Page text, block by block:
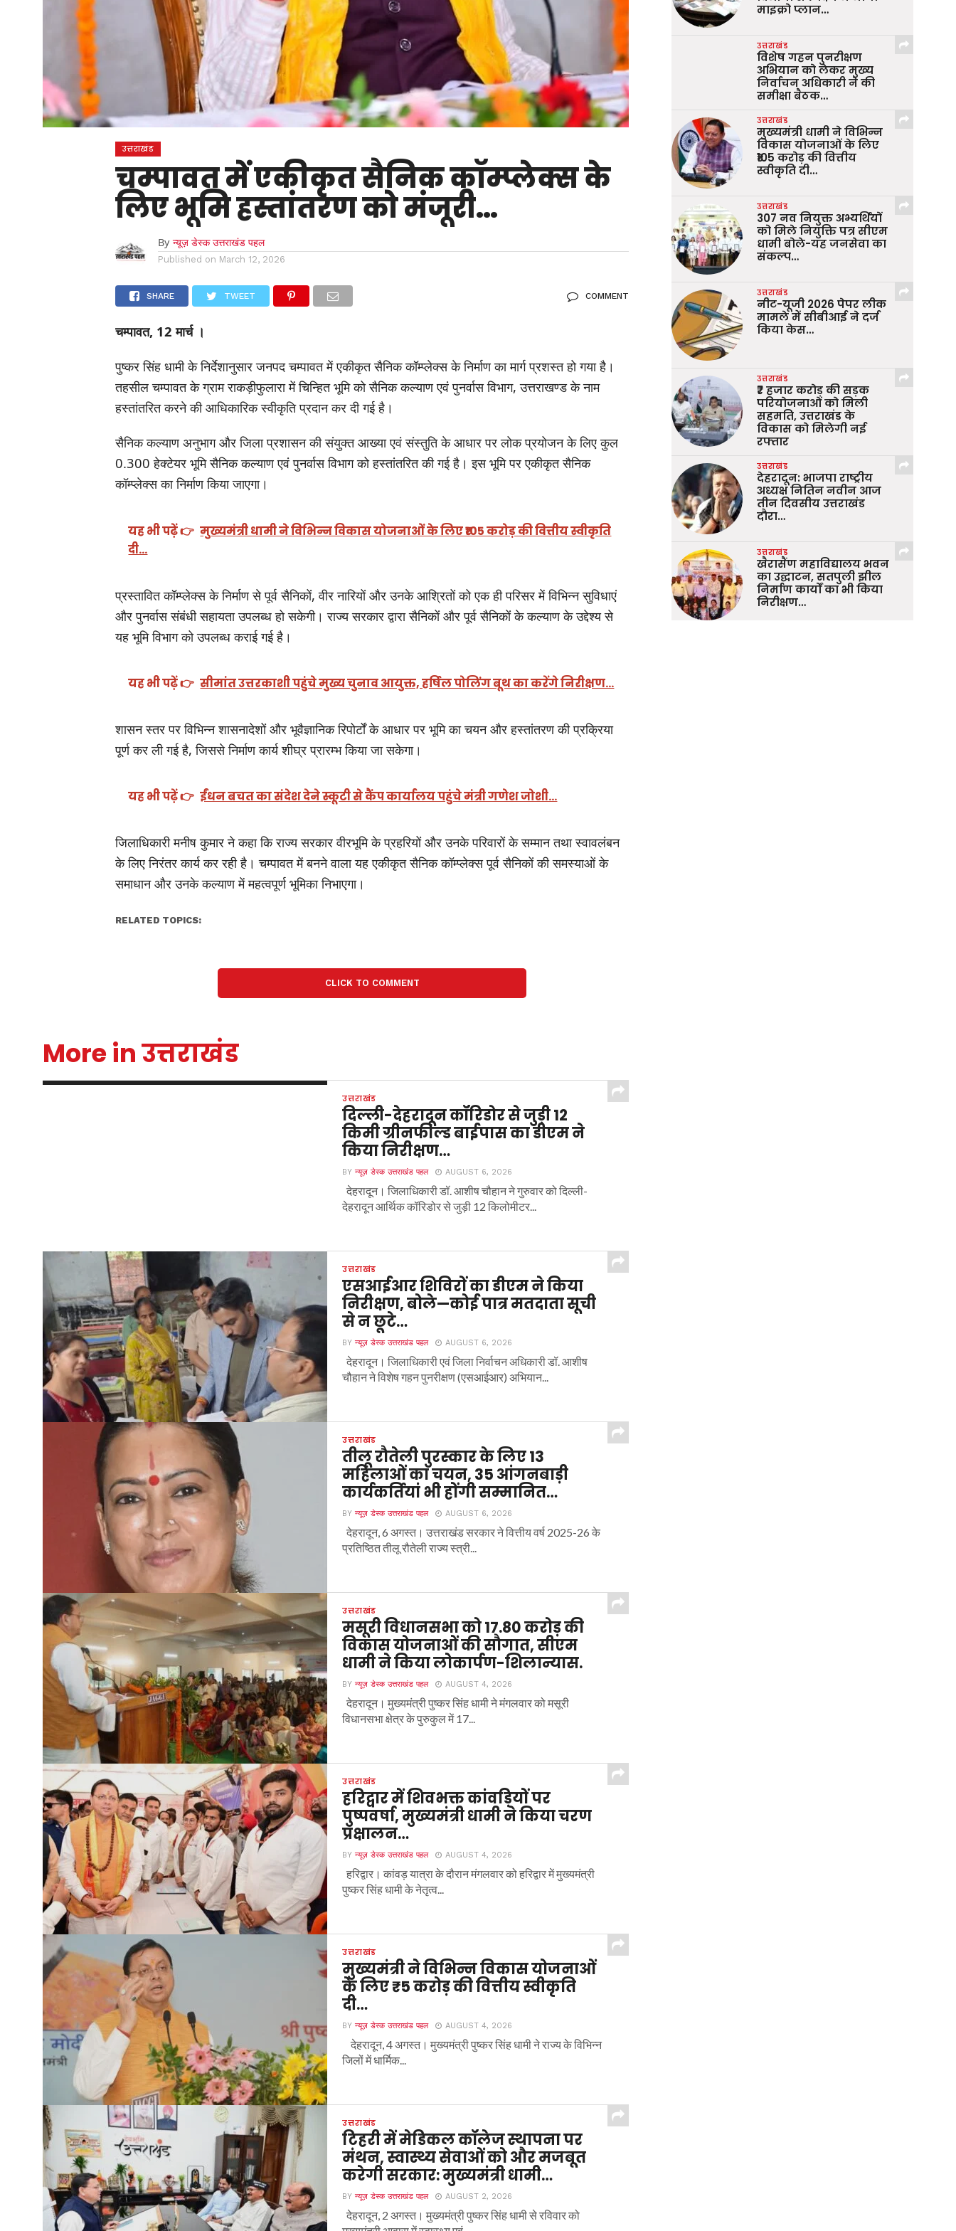
उत्तराखंड
चम्पावत में एकीकृत सैनिक कॉम्प्लेक्स के
लिए भूमि हस्तांतरण को मंजूरी…
By न्यूज़ डेस्क उत्तराखंड पहल
Published on March 12, 2026
SHARE TWEET COMMENT
चम्पावत, 12 मार्च ।
पुष्कर सिंह धामी के निर्देशानुसार जनपद चम्पावत में एकीकृत सैनिक कॉम्प्लेक्स के निर्माण का मार्ग प्रशस्त हो गया है।
तहसील चम्पावत के ग्राम राकड़ीफुलारा में चिन्हित भूमि को सैनिक कल्याण एवं पुनर्वास विभाग, उत्तराखण्ड के नाम
हस्तांतरित करने की आधिकारिक स्वीकृति प्रदान कर दी गई है।
सैनिक कल्याण अनुभाग और जिला प्रशासन की संयुक्त आख्या एवं संस्तुति के आधार पर लोक प्रयोजन के लिए कुल
0.300 हेक्टेयर भूमि सैनिक कल्याण एवं पुनर्वास विभाग को हस्तांतरित की गई है। इस भूमि पर एकीकृत सैनिक
कॉम्प्लेक्स का निर्माण किया जाएगा।
यह भी पढ़ें 👉 मुख्यमंत्री धामी ने विभिन्न विकास योजनाओं के लिए ₹105 करोड़ की वित्तीय स्वीकृति
दी…
प्रस्तावित कॉम्प्लेक्स के निर्माण से पूर्व सैनिकों, वीर नारियों और उनके आश्रितों को एक ही परिसर में विभिन्न सुविधाएं
और पुनर्वास संबंधी सहायता उपलब्ध हो सकेगी। राज्य सरकार द्वारा सैनिकों और पूर्व सैनिकों के कल्याण के उद्देश्य से
यह भूमि विभाग को उपलब्ध कराई गई है।
यह भी पढ़ें 👉 सीमांत उत्तरकाशी पहुंचे मुख्य चुनाव आयुक्त, हर्षिल पोलिंग बूथ का करेंगे निरीक्षण…
शासन स्तर पर विभिन्न शासनादेशों और भूवैज्ञानिक रिपोर्टों के आधार पर भूमि का चयन और हस्तांतरण की प्रक्रिया
पूर्ण कर ली गई है, जिससे निर्माण कार्य शीघ्र प्रारम्भ किया जा सकेगा।
यह भी पढ़ें 👉 ईंधन बचत का संदेश देने स्कूटी से कैंप कार्यालय पहुंचे मंत्री गणेश जोशी…
जिलाधिकारी मनीष कुमार ने कहा कि राज्य सरकार वीरभूमि के प्रहरियों और उनके परिवारों के सम्मान तथा स्वावलंबन
के लिए निरंतर कार्य कर रही है। चम्पावत में बनने वाला यह एकीकृत सैनिक कॉम्प्लेक्स पूर्व सैनिकों की समस्याओं के
समाधान और उनके कल्याण में महत्वपूर्ण भूमिका निभाएगा।
RELATED TOPICS:
CLICK TO COMMENT
More in उत्तराखंड
उत्तराखंड
दिल्ली-देहरादून कॉरिडोर से जुड़ी 12
किमी ग्रीनफील्ड बाईपास का डीएम ने
किया निरीक्षण…
BYन्यूज़ डेस्क उत्तराखंड पहल AUGUST 6, 2026
देहरादून। जिलाधिकारी डॉ. आशीष चौहान ने गुरुवार को दिल्ली-
देहरादून आर्थिक कॉरिडोर से जुड़ी 12 किलोमीटर...
उत्तराखंड
एसआईआर शिविरों का डीएम ने किया
निरीक्षण, बोले—कोई पात्र मतदाता सूची
से न छूटे…
BYन्यूज़ डेस्क उत्तराखंड पहल AUGUST 6, 2026
देहरादून। जिलाधिकारी एवं जिला निर्वाचन अधिकारी डॉ. आशीष
चौहान ने विशेष गहन पुनरीक्षण (एसआईआर) अभियान...
उत्तराखंड
तीलू रौतेली पुरस्कार के लिए 13
महिलाओं का चयन, 35 आंगनबाड़ी
कार्यकर्तियां भी होंगी सम्मानित…
BYन्यूज़ डेस्क उत्तराखंड पहल AUGUST 6, 2026
देहरादून, 6 अगस्त। उत्तराखंड सरकार ने वित्तीय वर्ष 2025-26 के
प्रतिष्ठित तीलू रौतेली राज्य स्त्री...
उत्तराखंड
मसूरी विधानसभा को 17.80 करोड़ की
विकास योजनाओं की सौगात, सीएम
धामी ने किया लोकार्पण-शिलान्यास.
BYन्यूज़ डेस्क उत्तराखंड पहल AUGUST 4, 2026
देहरादून। मुख्यमंत्री पुष्कर सिंह धामी ने मंगलवार को मसूरी
विधानसभा क्षेत्र के पुरुकुल में 17...
उत्तराखंड
हरिद्वार में शिवभक्त कांवड़ियों पर
पुष्पवर्षा, मुख्यमंत्री धामी ने किया चरण
प्रक्षालन…
BYन्यूज़ डेस्क उत्तराखंड पहल AUGUST 4, 2026
हरिद्वार। कांवड़ यात्रा के दौरान मंगलवार को हरिद्वार में मुख्यमंत्री
पुष्कर सिंह धामी के नेतृत्व...
उत्तराखंड
मुख्यमंत्री ने विभिन्न विकास योजनाओं
के लिए ₹5 करोड़ की वित्तीय स्वीकृति
दी…
BYन्यूज़ डेस्क उत्तराखंड पहल AUGUST 4, 2026
देहरादून, 4 अगस्त। मुख्यमंत्री पुष्कर सिंह धामी ने राज्य के विभिन्न
जिलों में धार्मिक...
उत्तराखंड
टिहरी में मेडिकल कॉलेज स्थापना पर
मंथन, स्वास्थ्य सेवाओं को और मजबूत
करेगी सरकार: मुख्यमंत्री धामी…
BYन्यूज़ डेस्क उत्तराखंड पहल AUGUST 2, 2026
देहरादून, 2 अगस्त। मुख्यमंत्री पुष्कर सिंह धामी से रविवार को
माइक्रो प्लान…
उत्तराखंड
विशेष गहन पुनरीक्षण
अभियान को लेकर मुख्य
निर्वाचन अधिकारी ने की
समीक्षा बैठक…
उत्तराखंड
मुख्यमंत्री धामी ने विभिन्न
विकास योजनाओं के लिए
₹105 करोड़ की वित्तीय
स्वीकृति दी…
उत्तराखंड
307 नव नियुक्त अभ्यर्थियों
को मिले नियुक्ति पत्र सीएम
धामी बोले-यह जनसेवा का
संकल्प…
उत्तराखंड
नीट-यूजी 2026 पेपर लीक
मामले में सीबीआई ने दर्ज
किया केस…
उत्तराखंड
₹7 हजार करोड़ की सड़क
परियोजनाओं को मिली
सहमति, उत्तराखंड के
विकास को मिलेगी नई
रफ्तार
उत्तराखंड
देहरादून: भाजपा राष्ट्रीय
अध्यक्ष नितिन नवीन आज
तीन दिवसीय उत्तराखंड
दौरा…
उत्तराखंड
खैरासैंण महाविद्यालय भवन
का उद्घाटन, सतपुली झील
निर्माण कार्यों का भी किया
निरीक्षण…